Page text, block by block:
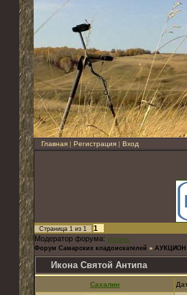
Главная | Регистрация | Вход
Страница 1 из 1
1
Модератор форума: skvorec
Форум Самарских кладоискателей » АУКЦИОН
Икона Святой Антипа
Сахалин